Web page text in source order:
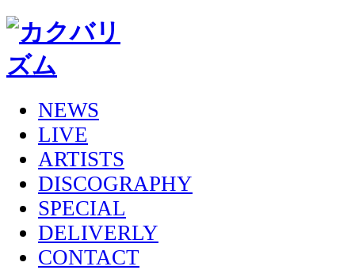
NEWS
LIVE
ARTISTS
DISCOGRAPHY
SPECIAL
DELIVERLY
CONTACT